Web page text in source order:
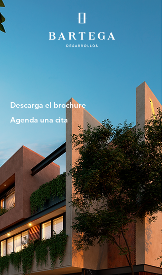
Descarga el brochure
Agenda una cita